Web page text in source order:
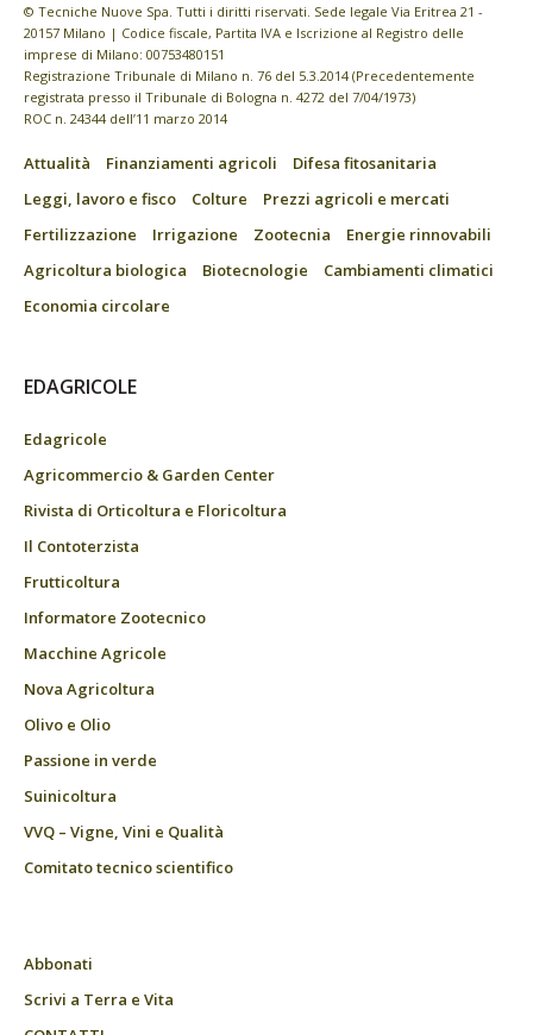
© Tecniche Nuove Spa. Tutti i diritti riservati. Sede legale Via Eritrea 21 -
20157 Milano | Codice fiscale, Partita IVA e Iscrizione al Registro delle
imprese di Milano: 00753480151
Registrazione Tribunale di Milano n. 76 del 5.3.2014 (Precedentemente
registrata presso il Tribunale di Bologna n. 4272 del 7/04/1973)
ROC n. 24344 dell’11 marzo 2014
Attualità Finanziamenti agricoli
Difesa fitosanitaria
Leggi, lavoro e fisco
Colture
Prezzi agricoli e mercati
Fertilizzazione
Irrigazione Zootecnia
Energie rinnovabili
Agricoltura biologica
Biotecnologie
Cambiamenti climatici
Economia circolare
EDAGRICOLE
Edagricole
Agricommercio & Garden Center
Rivista di Orticoltura e Floricoltura
Il Contoterzista
Frutticoltura
Informatore Zootecnico
Macchine Agricole
Nova Agricoltura
Olivo e Olio
Passione in verde
Suinicoltura
VVQ – Vigne, Vini e Qualità
Comitato tecnico scientifico
Abbonati
Scrivi a Terra e Vita